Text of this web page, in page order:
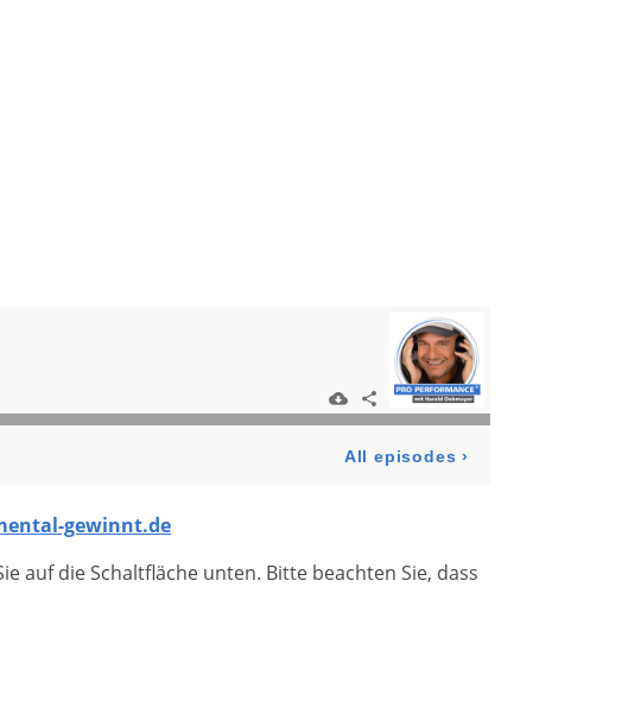
gewinnt.de
auf die Schaltfläche unten. Bitte beachten Sie, dass